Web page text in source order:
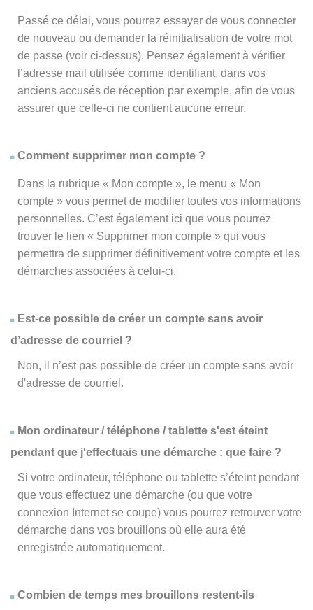
Passé ce délai, vous pourrez essayer de vous connecter
de nouveau ou demander la réinitialisation de votre mot
de passe (voir ci-dessus). Pensez également à vérifier
l’adresse mail utilisée comme identifiant, dans vos
anciens accusés de réception par exemple, afin de vous
assurer que celle-ci ne contient aucune erreur.
Comment supprimer mon compte ?
Dans la rubrique « Mon compte », le menu « Mon
compte » vous permet de modifier toutes vos informations
personnelles. C’est également ici que vous pourrez
trouver le lien « Supprimer mon compte » qui vous
permettra de supprimer définitivement votre compte et les
démarches associées à celui-ci.
Est-ce possible de créer un compte sans avoir
d’adresse de courriel ?
Non, il n’est pas possible de créer un compte sans avoir
d'adresse de courriel.
Mon ordinateur / téléphone / tablette s'est éteint
pendant que j'effectuais une démarche : que faire ?
Si votre ordinateur, téléphone ou tablette s’éteint pendant
que vous effectuez une démarche (ou que votre
connexion Internet se coupe) vous pourrez retrouver votre
démarche dans vos brouillons où elle aura été
enregistrée automatiquement.
Combien de temps mes brouillons restent-ils